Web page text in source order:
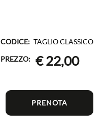
CODICE: TAGLIO CLASSICO
PREZZO:
€ 22,00
PRENOTA